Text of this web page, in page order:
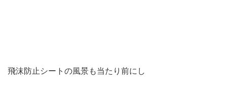
飛沫防止シートの風景も当たり前にし